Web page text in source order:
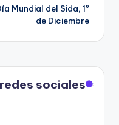
Mundial del Sida, 1º
de Diciembre
sociales